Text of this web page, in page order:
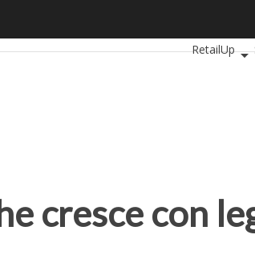
RetailUp
cresce con